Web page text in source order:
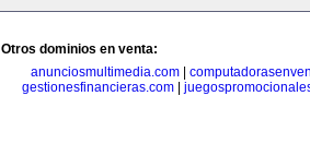
Otros dominios en venta:
anunciosmultimedia.com
gestionesfinancieras.com